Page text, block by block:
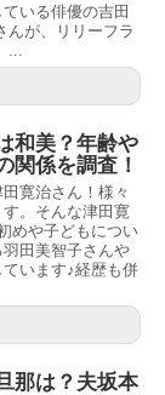
いる俳優の吉田
んが、リリーフラ
和美？年齢や
関係を調査！
寛治さん！様々
。そんな津田寛
めや子どもについ
田美智子さんや
います♪経歴も併
那は？夫坂本